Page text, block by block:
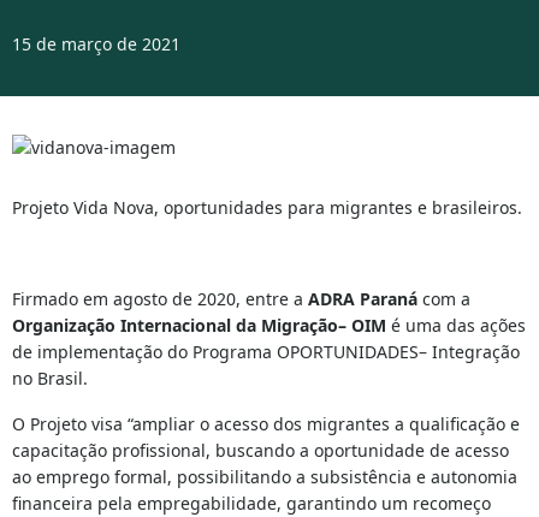
15 de março de 2021
Projeto Vida Nova, oportunidades para migrantes e brasileiros.
Firmado em agosto de 2020, entre a ADRA Paraná com a
Organização Internacional da Migração– OIM é uma das ações
de implementação do Programa OPORTUNIDADES– Integração
no Brasil.
O Projeto visa “ampliar o acesso dos migrantes a qualificação e
capacitação profissional, buscando a oportunidade de acesso
ao emprego formal, possibilitando a subsistência e autonomia
financeira pela empregabilidade, garantindo um recomeço